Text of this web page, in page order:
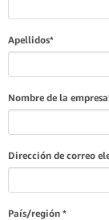
Apellidos*
Nombre de la
Dirección de correo
País/región *